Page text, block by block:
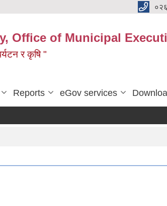
Office of Municipal
र कृषि "
Reports eGov services